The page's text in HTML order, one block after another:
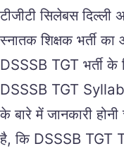
टीजीटी सिलेबस दिल्ली
स्नातक शिक्षक भर्ती
DSSSB TGT भर्ती के
DSSSB TGT
के बारे में जानकारी होनी
है, कि DSSSB TGT